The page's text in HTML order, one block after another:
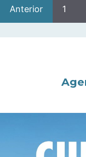
Anterior 1